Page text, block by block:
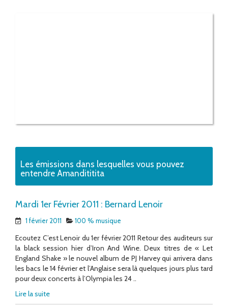
Les émissions dans lesquelles vous pouvez
entendre Amandititita
Mardi 1er Février 2011 : Bernard Lenoir
1 février 2011 100 % musique
Ecoutez C’est Lenoir du 1er février 2011 Retour des auditeurs sur
la black session hier d’Iron And Wine. Deux titres de « Let
England Shake » le nouvel album de PJ Harvey qui arrivera dans
les bacs le 14 février et l’Anglaise sera là quelques jours plus tard
pour deux concerts à l’Olympia les 24 ..
Lire la suite